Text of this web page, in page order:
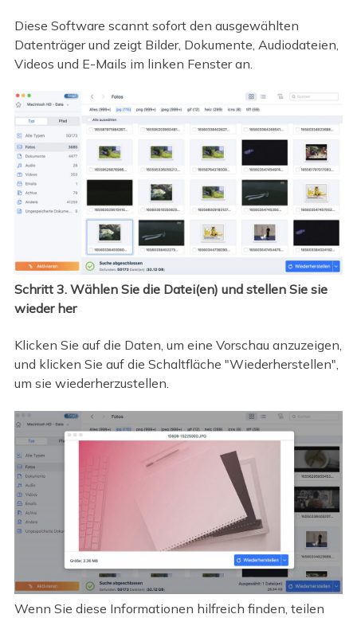
Diese Software scannt sofort den ausgewählten
Datenträger und zeigt Bilder, Dokumente, Audiodateien,
Videos und E-Mails im linken Fenster an.
Schritt 3. Wählen Sie die Datei(en) und stellen Sie sie
wieder her
Klicken Sie auf die Daten, um eine Vorschau anzuzeigen,
und klicken Sie auf die Schaltfläche "Wiederherstellen",
um sie wiederherzustellen.
Wenn Sie diese Informationen hilfreich finden, teilen